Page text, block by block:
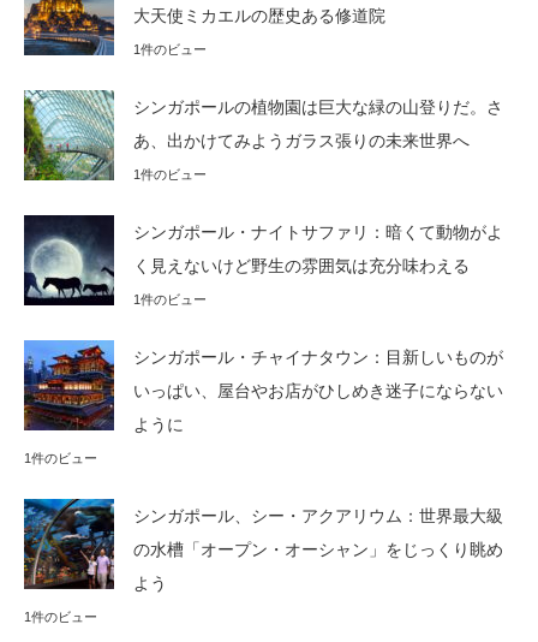
大天使ミカエルの歴史ある修道院
1件のビュー
シンガポールの植物園は巨大な緑の山登りだ。さ
あ、出かけてみようガラス張りの未来世界へ
1件のビュー
シンガポール・ナイトサファリ：暗くて動物がよ
く見えないけど野生の雰囲気は充分味わえる
1件のビュー
シンガポール・チャイナタウン：目新しいものが
いっぱい、屋台やお店がひしめき迷子にならない
ように
1件のビュー
シンガポール、シー・アクアリウム：世界最大級
の水槽「オープン・オーシャン」をじっくり眺め
よう
1件のビュー